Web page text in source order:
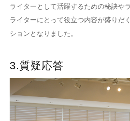
ライターとして活躍するための秘訣や
ライターにとって役立つ内容が盛りだ
ションとなりました。
3.質疑応答